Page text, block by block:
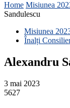
Home Misiunea
Sandulescu
Misiunea
Înalți
Alexandru
3 mai 2023
5627